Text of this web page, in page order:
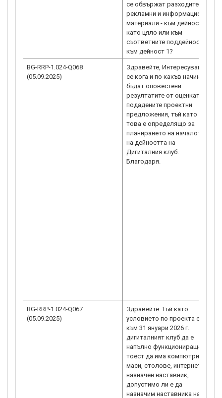
се обвържат разходите за
рекламни и информационни
материали - към дейност 1
като цяло или към
съответните поддейности
към дейност 1?
BG-RRP-1.024-Q068
(05.09.2025)
Здравейте, Интересуваме
се кога и по какъв начин ще
бъдат оповестени
резултатите от оценката на
подадените проектни
предложения, тъй като
това е определящо за
планирането на началото
на дейността на
Дигиталния клуб.
Благодаря.
BG-RRP-1.024-Q067
(05.09.2025)
Здравейте. Тъй като
условието по проекта е
към 31 януари 2026 г.
дигиталният клуб да е
напълно функциониращ-
тоест да има компютри,
маси, столове, интернет и
назначен наставник,
допустимо ли е да
назначим наставника на 26